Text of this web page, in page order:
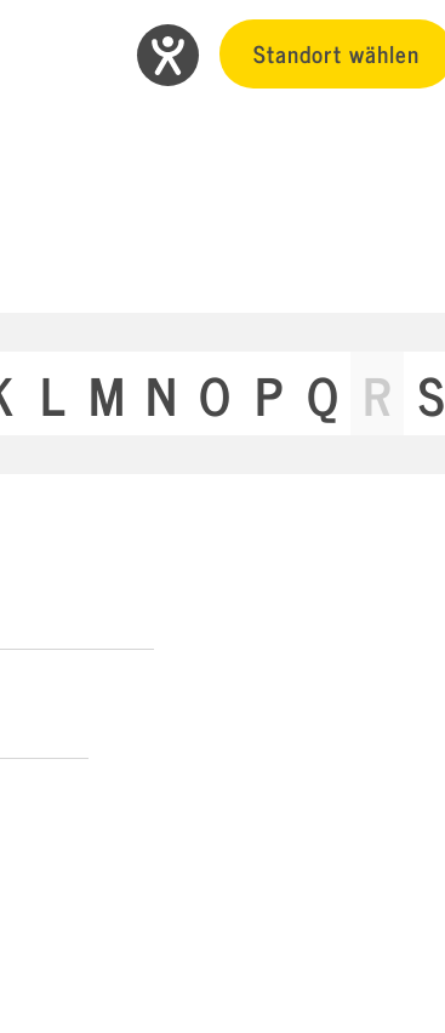
Standort wählen
L M N O P Q R S